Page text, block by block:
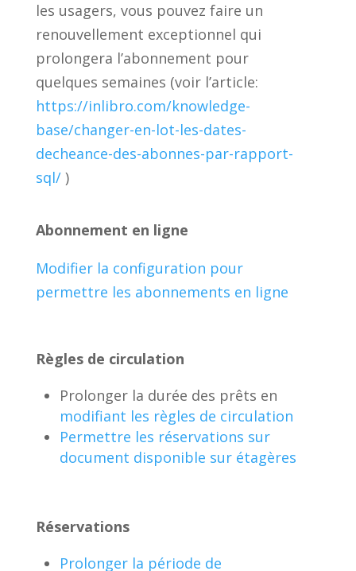
les usagers, vous pouvez faire un
renouvellement exceptionnel qui
prolongera l’abonnement pour
quelques semaines (voir l’article:
https://inlibro.com/knowledge-
base/changer-en-lot-les-dates-
decheance-des-abonnes-par-rapport-
sql/)
Abonnement en ligne
Modifier la configuration pour
permettre les abonnements en ligne
Règles de circulation
Prolonger la durée des prêts en
modifiant les règles de circulation
Permettre les réservations sur
document disponible sur étagères
Réservations
Prolonger la période de